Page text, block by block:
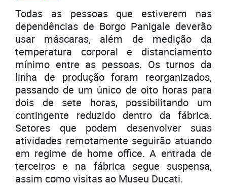
Todas as pessoas que estiverem nas
dependências de Borgo Panigale deverão
usar máscaras, além de medição da
temperatura corporal e distanciamento
mínimo entre as pessoas. Os turnos da
linha de produção foram reorganizados,
passando de um único de oito horas para
dois de sete horas, possibilitando um
contingente reduzido dentro da fábrica.
Setores que podem desenvolver suas
atividades remotamente seguirão atuando
em regime de home office. A entrada de
terceiros e na fábrica segue suspensa,
assim como visitas ao Museu Ducati.